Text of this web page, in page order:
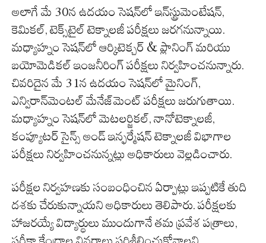
అలాగే మే 30న ఉదయం సెషన్‌లో ఇన్‌స్ట్రుమెంటేషన్,
కెమికల్, టెక్స్‌టైల్ టెక్నాలజీ పరీక్షలు జరగనున్నాయి.
మధ్యాహ్నం సెషన్‌లో ఆర్కిటెక్చర్ & ప్లానింగ్ మరియు
బయోమెడికల్ ఇంజనీరింగ్ పరీక్షలు నిర్వహించనున్నారు.
చివరిదైన మే 31న ఉదయం సెషన్‌లో మైనింగ్,
ఎన్విరాన్‌మెంటల్ మేనేజ్‌మెంట్ పరీక్షలు జరుగుతాయి.
మధ్యాహ్నం సెషన్‌లో మెటలర్జికల్, నానోటెక్నాలజీ,
కంప్యూటర్ సైన్స్ అండ్ ఇన్ఫర్మేషన్ టెక్నాలజీ విభాగాల
పరీక్షలు నిర్వహించనున్నట్లు అధికారులు వెల్లడించారు.
పరీక్షల నిర్వహణకు సంబంధించిన ఏర్పాట్లు ఇప్పటికే తుది
దశకు చేరుకున్నాయని అధికారులు తెలిపారు. పరీక్షలకు
హాజరయ్యే విద్యార్థులు ముందుగానే తమ ప్రవేశ పత్రాలు,